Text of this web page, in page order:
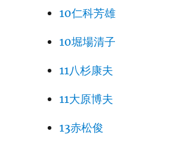
10仁科芳雄
10堀場清子
11八杉康夫
11大原博夫
13赤松俊